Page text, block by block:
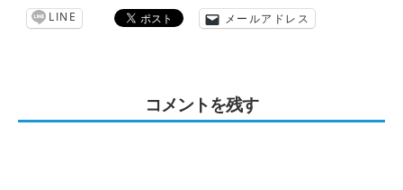
LINE メールアドレス
コメントを残す